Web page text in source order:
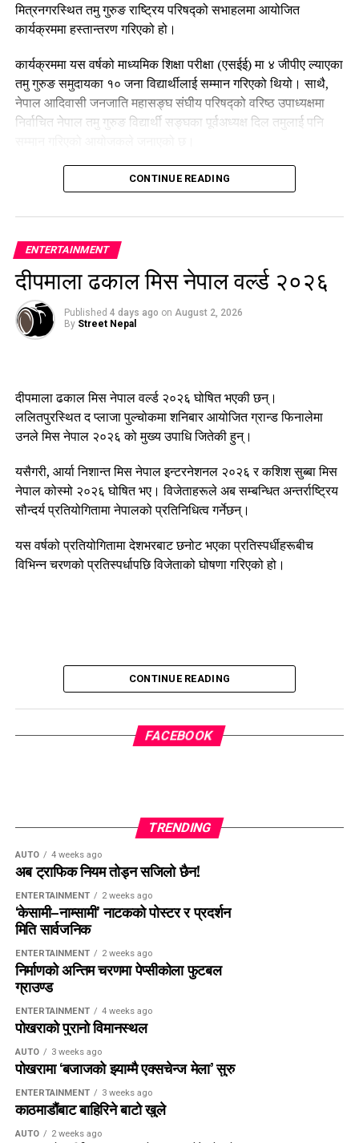
मित्रनगरस्थित तमु गुरुङ राष्ट्रिय परिषद्को सभाहलमा आयोजित
कार्यक्रममा हस्तान्तरण गरिएको हो।
कार्यक्रममा यस वर्षको माध्यमिक शिक्षा परीक्षा (एसईई) मा ४ जीपीए ल्याएका
तमु गुरुङ समुदायका १० जना विद्यार्थीलाई सम्मान गरिएको थियो। साथै,
नेपाल आदिवासी जनजाति महासङ्घ संघीय परिषद्को वरिष्ठ उपाध्यक्षमा
निर्वाचित नेपाल तमु गुरुङ विद्यार्थी सङ्घका पूर्वअध्यक्ष दिल तमुलाई पनि
कार्यक्रममा वक्ताहरूले शिक्षा र सामाजिक सहकार्यका माध्यमबाट विपन्न
विद्यार्थीलाई सहयोग गर्ने अभियानलाई निरन्तरता दिने प्रतिबद्धता व्यक्त
गरेका थिए।
CONTINUE READING
ENTERTAINMENT
दीपमाला ढकाल मिस नेपाल वर्ल्ड २०२६
Published 4 days ago on August 2, 2026
By Street Nepal
दीपमाला ढकाल मिस नेपाल वर्ल्ड २०२६ घोषित भएकी छन्।
ललितपुरस्थित द प्लाजा पुल्चोकमा शनिबार आयोजित ग्रान्ड फिनालेमा
उनले मिस नेपाल २०२६ को मुख्य उपाधि जितेकी हुन्।
यसैगरी, आर्या निशान्त मिस नेपाल इन्टरनेशनल २०२६ र कशिश सुब्बा मिस
नेपाल कोस्मो २०२६ घोषित भए। विजेताहरूले अब सम्बन्धित अन्तर्राष्ट्रिय
सौन्दर्य प्रतियोगितामा नेपालको प्रतिनिधित्व गर्नेछन्।
यस वर्षको प्रतियोगितामा देशभरबाट छनोट भएका प्रतिस्पर्धीहरूबीच
विभिन्न चरणको प्रतिस्पर्धापछि विजेताको घोषणा गरिएको हो।
CONTINUE READING
FACEBOOK
TRENDING
AUTO 4 weeks ago
अब ट्राफिक नियम तोड्न सजिलो छैन!
ENTERTAINMENT 2 weeks ago
‘केसामी–नाम्सामी’ नाटकको पोस्टर र प्रदर्शन
मिति सार्वजनिक
ENTERTAINMENT 2 weeks ago
निर्माणको अन्तिम चरणमा पेप्सीकोला फुटबल
ग्राउण्ड
ENTERTAINMENT 4 weeks ago
पोखराको पुरानो विमानस्थल
AUTO 3 weeks ago
पोखरामा ‘बजाजको झ्याम्मै एक्सचेन्ज मेला’ सुरु
ENTERTAINMENT 3 weeks ago
काठमाडौंबाट बाहिरिने बाटो खुले
AUTO 2 weeks ago